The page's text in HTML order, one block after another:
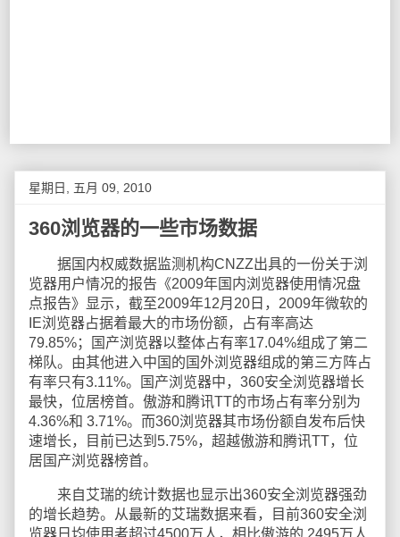
星期日, 五月 09, 2010
360浏览器的一些市场数据
据国内权威数据监测机构CNZZ出具的一份关于浏
览器用户情况的报告《2009年国内浏览器使用情况盘
点报告》显示，截至2009年12月20日，2009年微软的
IE浏览器占据着最大的市场份额，占有率高达
79.85%；国产浏览器以整体占有率17.04%组成了第二
梯队。由其他进入中国的国外浏览器组成的第三方阵占
有率只有3.11%。国产浏览器中，360安全浏览器增长
最快，位居榜首。傲游和腾讯TT的市场占有率分别为
4.36%和 3.71%。而360浏览器其市场份额自发布后快
速增长，目前已达到5.75%，超越傲游和腾讯TT，位
居国产浏览器榜首。
来自艾瑞的统计数据也显示出360安全浏览器强劲
的增长趋势。从最新的艾瑞数据来看，目前360安全浏
览器日均使用者超过4500万人，相比傲游的 2495万人